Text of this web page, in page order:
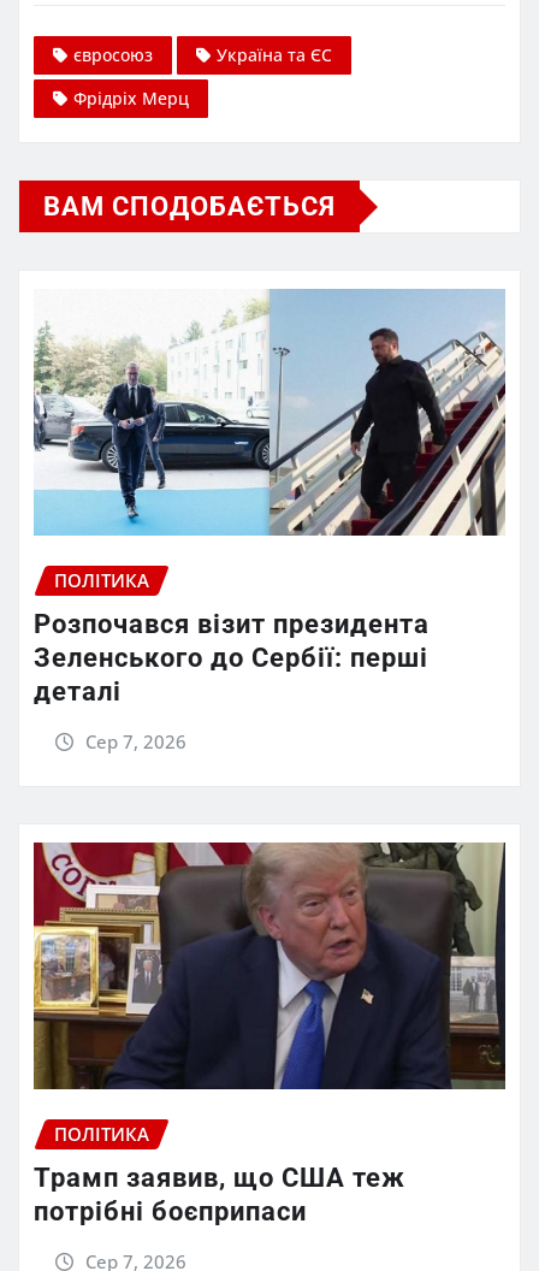
євросоюз
Україна та ЄС
Фрідріх Мерц
ВАМ СПОДОБАЄТЬСЯ
ПОЛІТИКА
Розпочався візит президента
Зеленського до Сербії: перші
деталі
Сер 7, 2026
ПОЛІТИКА
Трамп заявив, що США теж
потрібні боєприпаси
Сер 7, 2026